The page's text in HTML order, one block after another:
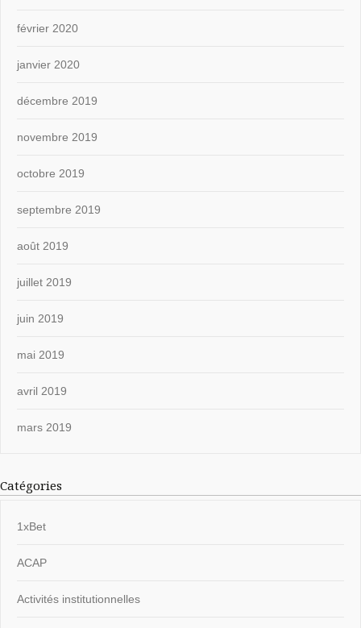
février 2020
janvier 2020
décembre 2019
novembre 2019
octobre 2019
septembre 2019
août 2019
juillet 2019
juin 2019
mai 2019
avril 2019
mars 2019
Catégories
1xBet
ACAP
Activités institutionnelles